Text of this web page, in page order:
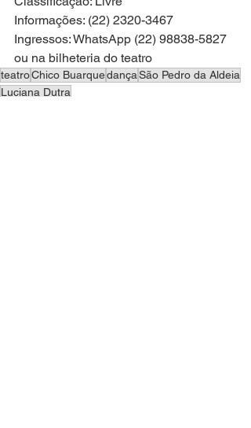
Informações: (22) 2320-3467
Ingressos: WhatsApp (22) 98838-5827
ou na bilheteria do teatro
teatroChico BuarquedançaSão Pedro da Aldeia
Luciana Dutra